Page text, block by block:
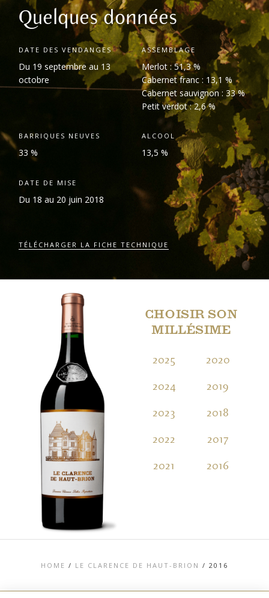
Quelques données
DATE DES VENDANGES
Du 19 septembre au 13
octobre
ASSEMBLAGE
Merlot : 51,3 %
Cabernet franc : 13,1 %
Cabernet sauvignon : 33 %
Petit verdot : 2,6 %
BARRIQUES NEUVES
33 %
ALCOOL
13,5 %
DATE DE MISE
Du 18 au 20 juin 2018
TÉLÉCHARGER LA FICHE TECHNIQUE
CHOISIR SON
MILLÉSIME
2025
2024
2023
2022
2021
2020
2019
2018
2017
2016
HOME / LE CLARENCE DE HAUT-BRION / 2016